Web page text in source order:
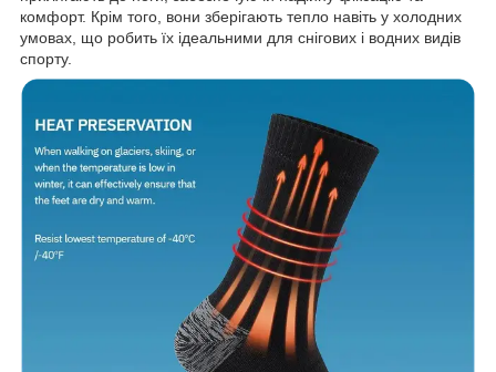
комфорт. Крім того, вони зберігають тепло навіть у холодних
умовах, що робить їх ідеальними для снігових і водних видів
спорту.